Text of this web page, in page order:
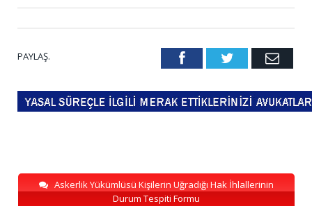
PAYLAŞ. FacebookTwitter Email
Askerlik Yükümlüsü Kişilerin Uğradığı Hak İhlallerinin
Durum Tespiti Formu